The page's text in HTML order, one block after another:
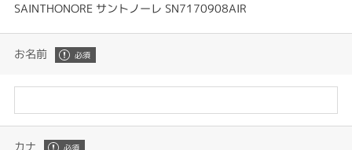
SAINTHONORE サントノーレ SN7170908AIR
お名前
カナ